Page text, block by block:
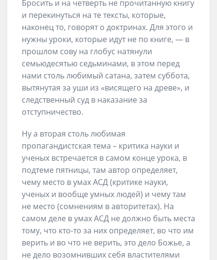
Бросить и на четверть не прочитанную книгу
и перекинуться на те тексты, которые,
наконец то, говорят о доктринах. Для этого и
нужны уроки, которые идут не по книге, — в
прошлом сову на глобус натянули
семьюдесятью седьминами, в этом перед
нами столь любимый сатана, затем суббота,
вытянутая за уши из «висящего на древе», и
следственный суд в наказание за
отступничество.
Ну а вторая столь любимая
пропагандистская тема – критика науки и
ученых встречается в самом конце урока, в
подтеме пятницы, там автор определяет,
чему место в умах АСД (критике науки,
ученых и вообще умных людей) и чему там
не место (сомнениям в авторитетах). На
самом деле в умах АСД не должно быть места
тому, что кто-то за них определяет, во что им
верить и во что не верить, это дело Божье, а
не дело возомнивших себя властителями